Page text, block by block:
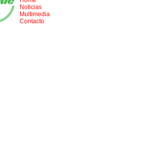
Noticias
Multimedia
Contacto